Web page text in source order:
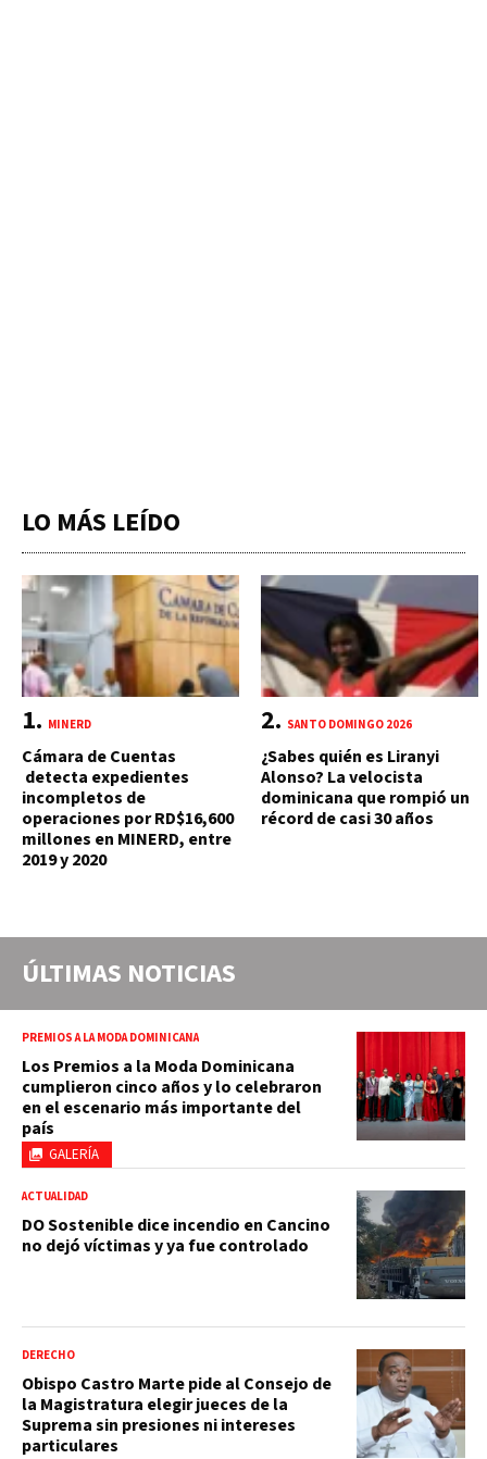
LO MÁS LEÍDO
MINERD
Cámara de Cuentas
detecta expedientes
incompletos de
operaciones por RD$16,600
millones en MINERD, entre
2019 y 2020
SANTO DOMINGO 2026
¿Sabes quién es Liranyi
Alonso? La velocista
dominicana que rompió un
récord de casi 30 años
ÚLTIMAS NOTICIAS
GALERÍA
PREMIOS A LA MODA DOMINICANA
Los Premios a la Moda Dominicana
cumplieron cinco años y lo celebraron
en el escenario más importante del
país
ACTUALIDAD
DO Sostenible dice incendio en Cancino
no dejó víctimas y ya fue controlado
DERECHO
Obispo Castro Marte pide al Consejo de
la Magistratura elegir jueces de la
Suprema sin presiones ni intereses
particulares